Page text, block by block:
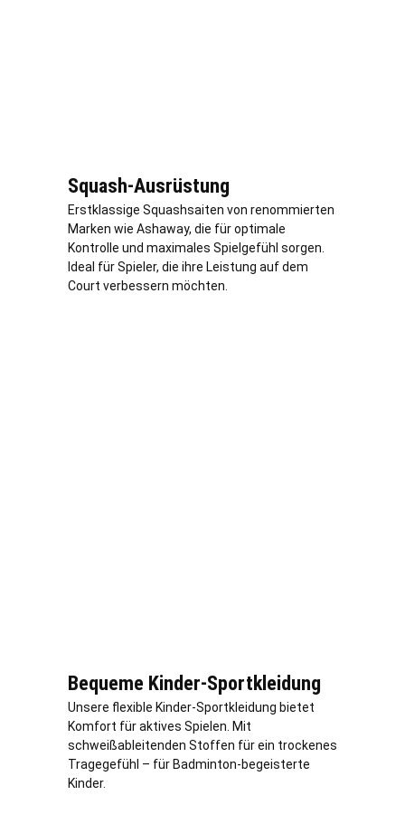
Squash-Ausrüstung
Erstklassige Squashsaiten von renommierten
Marken wie Ashaway, die für optimale
Kontrolle und maximales Spielgefühl sorgen.
Ideal für Spieler, die ihre Leistung auf dem
Court verbessern möchten.
Bequeme Kinder-Sportkleidung
Unsere flexible Kinder-Sportkleidung bietet
Komfort für aktives Spielen. Mit
schweißableitenden Stoffen für ein trockenes
Tragegefühl – für Badminton-begeisterte
Kinder.